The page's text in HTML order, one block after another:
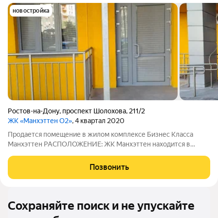
новостройка
Ростов-на-Дону, проспект Шолохова, 211/2
ЖК «Манхэттен О2», 4 квартал 2020
Продается помещение в жилом комплексе Бизнес Класса
Манхэттен РАСПОЛОЖЕНИЕ: ЖК Манхэттен находится в
Ростова-на -Дону В комплексе 6 домов, порядка 1300 квартир.
В жилой комплекс есть два въезда
Позвонить
Сохраняйте поиск и не упускайте